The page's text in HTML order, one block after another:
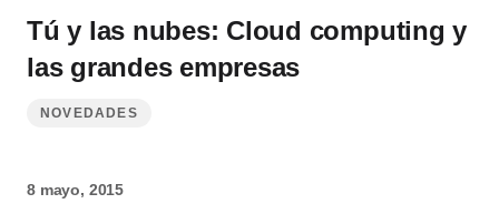
Tú y las nubes: Cloud computing y
las grandes empresas
NOVEDADES
8 mayo, 2015